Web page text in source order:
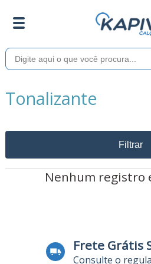
Tonalizante
Filtrar
Nenhum registro
Frete Grátis
Consulte o